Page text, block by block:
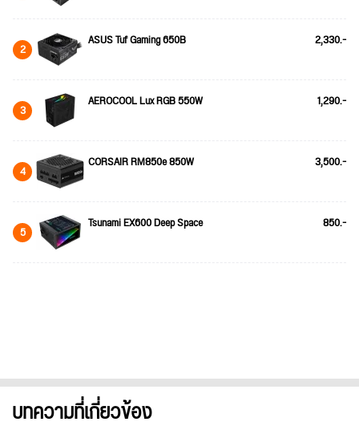
2 ASUS Tuf Gaming 650B 2,330.-
3 AEROCOOL Lux RGB 550W 1,290.-
4 CORSAIR RM850e 850W 3,500.-
5 Tsunami EX600 Deep Space 850.-
บทความที่เกี่ยวข้อง